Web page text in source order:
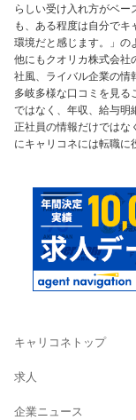
らしい受け入れ方がベ
も、ある程度は自分で
環境だと感じます。」の
他にもクオリカ株式会社
社風、ライバル企業の情
多岐多様な口コミを見る
ではなく、年収、給与明
正社員の情報だけではな
にキャリコネには転職に
キャリコネトップ
求人
企業ニュース